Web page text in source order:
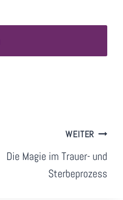
WEITER
Die Magie im Trauer- und
Sterbeprozess